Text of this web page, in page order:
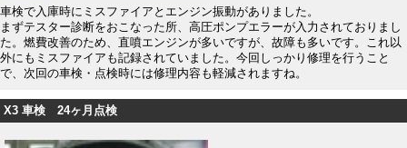
車検で入庫時にミスファイアとエンジン振動がありました。
まずテスター診断をおこなった所、高圧ポンプエラーが入力されておりまし
た。燃費改善のため、直噴エンジンが多いですが、故障も多いです。これ以
外にもミスファイアも記録されていました。今回しっかり修理を行うこと
で、次回の車検・点検時には修理内容も軽減されますね。
X3 車検 24ヶ月点検